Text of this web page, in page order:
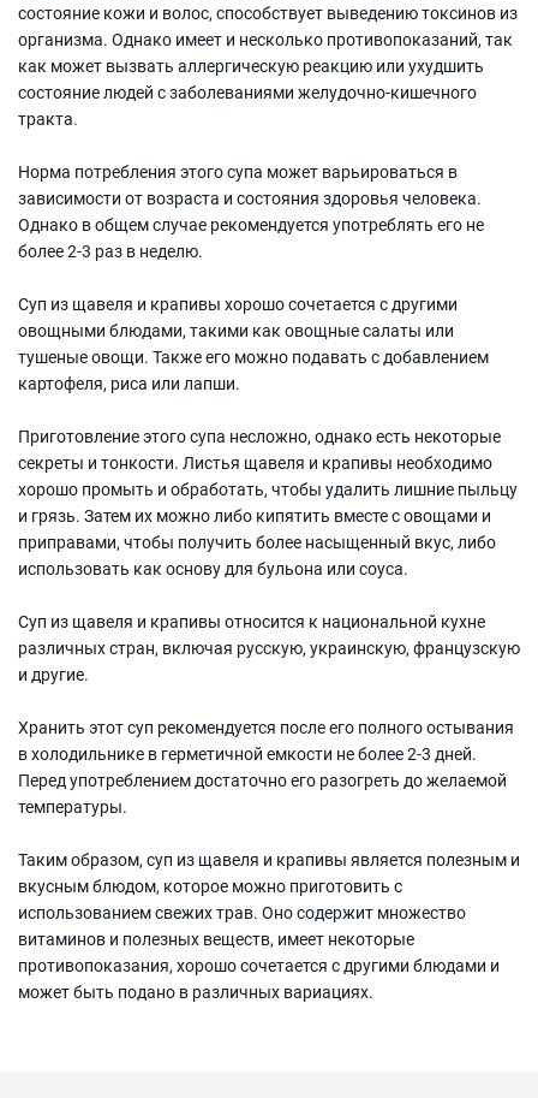
состояние кожи и волос, способствует выведению токсинов из
организма. Однако имеет и несколько противопоказаний, так
как может вызвать аллергическую реакцию или ухудшить
состояние людей с заболеваниями желудочно-кишечного
тракта.
Норма потребления этого супа может варьироваться в
зависимости от возраста и состояния здоровья человека.
Однако в общем случае рекомендуется употреблять его не
более 2-3 раз в неделю.
Суп из щавеля и крапивы хорошо сочетается с другими
овощными блюдами, такими как овощные салаты или
тушеные овощи. Также его можно подавать с добавлением
картофеля, риса или лапши.
Приготовление этого супа несложно, однако есть некоторые
секреты и тонкости. Листья щавеля и крапивы необходимо
хорошо промыть и обработать, чтобы удалить лишние пыльцу
и грязь. Затем их можно либо кипятить вместе с овощами и
приправами, чтобы получить более насыщенный вкус, либо
использовать как основу для бульона или соуса.
Суп из щавеля и крапивы относится к национальной кухне
различных стран, включая русскую, украинскую, французскую
и другие.
Хранить этот суп рекомендуется после его полного остывания
в холодильнике в герметичной емкости не более 2-3 дней.
Перед употреблением достаточно его разогреть до желаемой
температуры.
Таким образом, суп из щавеля и крапивы является полезным и
вкусным блюдом, которое можно приготовить с
использованием свежих трав. Оно содержит множество
витаминов и полезных веществ, имеет некоторые
противопоказания, хорошо сочетается с другими блюдами и
может быть подано в различных вариациях.